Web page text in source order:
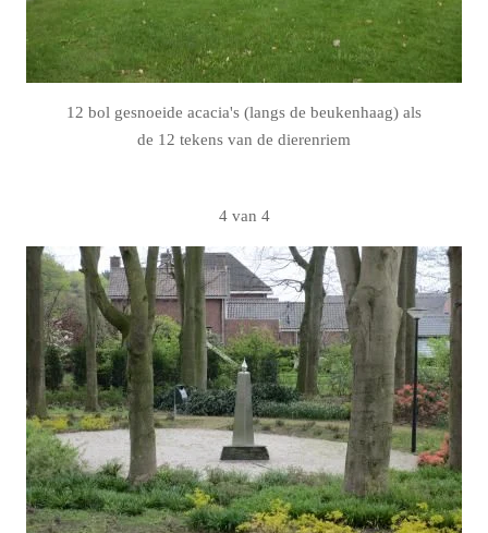
12 bol gesnoeide acacia's (langs de beukenhaag) als
de 12 tekens van de dierenriem
4 van 4